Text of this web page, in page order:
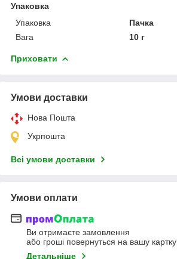
Упаковка
Упаковка
Пачка
Вага
10 г
Приховати
Умови доставки
Нова Пошта
Укрпошта
Всі умови доставки
Умови оплати
Ви отримаєте замовлення
або гроші повернуться на вашу картку
Детальніше